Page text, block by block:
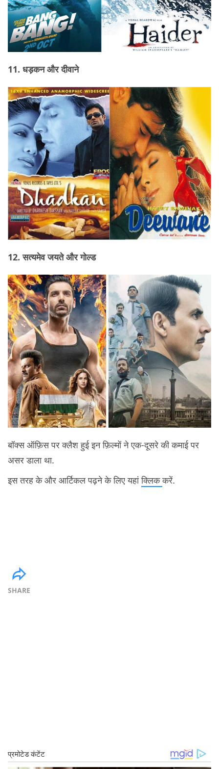
11. धड़कन और दीवाने
12. सत्यमेव जयते और गोल्ड
बॉक्स ऑफ़िस पर क्लैश हुई इन फ़िल्मों ने एक-दूसरे की कमाई पर
असर डाला था.
इस तरह के और आर्टिकल पढ़ने के लिए यहांक्लिककरें.
SHARE